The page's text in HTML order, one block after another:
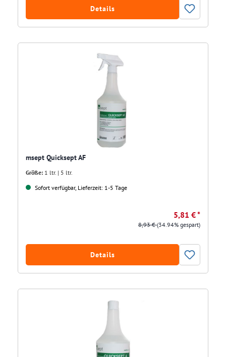
Details
msept Quicksept AF
Größe: 1 ltr. | 5 ltr.
Sofort verfügbar, Lieferzeit: 1-5 Tage
5,81 € *
8,93 €(34.94% gespart)
Details